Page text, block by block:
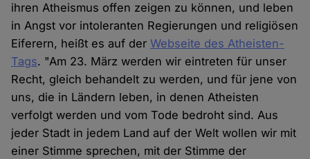
ihren Atheismus offen zeigen zu können, und leben
in Angst vor intoleranten Regierungen und religiösen
Eiferern, heißt es auf derWebseite des Atheisten-
Tags. "Am 23. März werden wir eintreten für unser
Recht, gleich behandelt zu werden, und für jene von
uns, die in Ländern leben, in denen Atheisten
verfolgt werden und vom Tode bedroht sind. Aus
jeder Stadt in jedem Land auf der Welt wollen wir mit
einer Stimme sprechen, mit der Stimme der